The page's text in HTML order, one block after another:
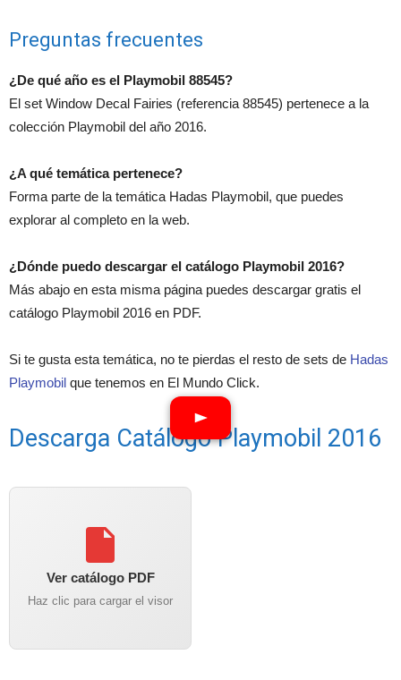
Preguntas frecuentes
¿De qué año es el Playmobil 88545?
El set Window Decal Fairies (referencia 88545) pertenece a la
colección Playmobil del año 2016.
¿A qué temática pertenece?
Forma parte de la temática Hadas Playmobil, que puedes
explorar al completo en la web.
¿Dónde puedo descargar el catálogo Playmobil 2016?
Más abajo en esta misma página puedes descargar gratis el
catálogo Playmobil 2016 en PDF.
Si te gusta esta temática, no te pierdas el resto de sets de Hadas
Playmobil que tenemos en El Mundo Click.
Descarga Catálogo Playmobil 2016
Ver catálogo PDF
Haz clic para cargar el visor